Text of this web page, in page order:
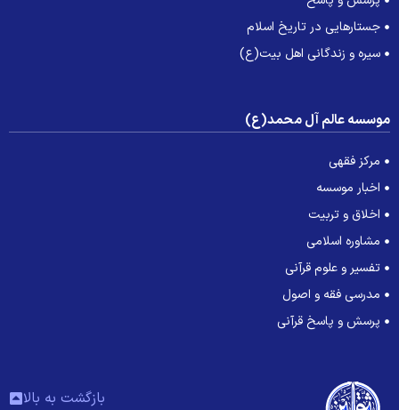
جستارهایی در تاریخ اسلام
سیره و زندگانی اهل بیت(ع)
عالم آل محمد(ع)
مرکز فقهی
اخبار موسسه
اخلاق و تربیت
مشاوره اسلامی
تفسیر و علوم قرآنی
مدرسی فقه و اصول
پرسش و پاسخ قرآنی
بازگشت به بالا